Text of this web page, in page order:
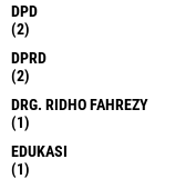
DPD
(2)
DPRD
(2)
DRG. RIDHO FAHREZY
(1)
EDUKASI
(1)